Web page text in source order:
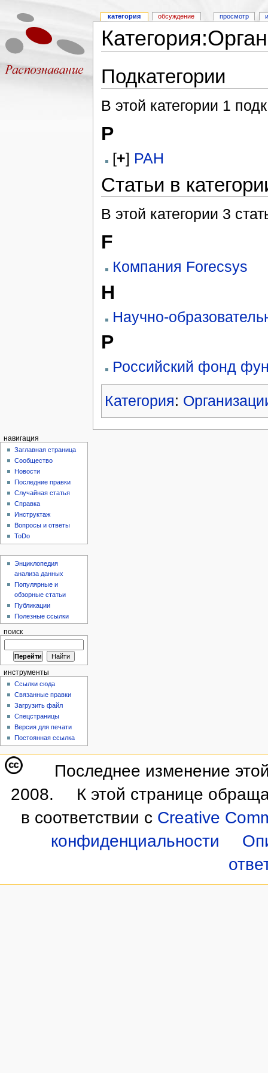
Подкатегории
В этой категории 1
Р
[+] РАН
Статьи в
В этой категории 3
F
Компания Forecsys
Н
Научно-
Р
Российский фонд
Категория:
категория обсуждение просмотр
навигация
Заглавная страница
Сообщество
Новости
Последние правки
Случайная статья
Справка
Инструктаж
Вопросы и ответы
ToDo
Энциклопедия
анализа данных
Популярные и
обзорные статьи
Публикации
Полезные ссылки
поиск
инструменты
Ссылки сюда
Связанные правки
Загрузить файл
Спецстраницы
Версия для печати
Постоянная ссылка
Последнее изменение
2008.
К этой странице
в соответствии с Creative
конфиденциальности